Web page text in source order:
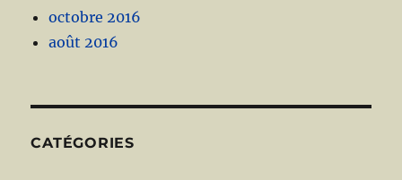
octobre 2016
août 2016
CATÉGORIES